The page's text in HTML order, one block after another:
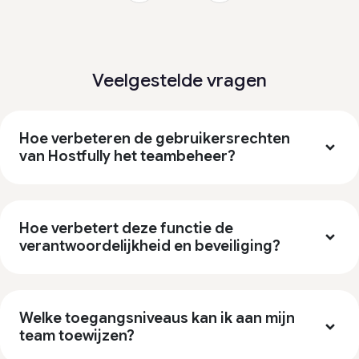
Veelgestelde vragen
Hoe verbeteren de gebruikersrechten
van Hostfully het teambeheer?
Hoe verbetert deze functie de
verantwoordelijkheid en beveiliging?
Welke toegangsniveaus kan ik aan mijn
team toewijzen?